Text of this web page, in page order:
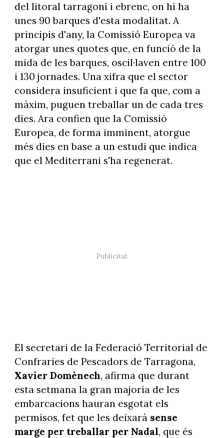
del litoral tarragoní i ebrenc, on hi ha
unes 90 barques d'esta modalitat. A
principis d'any, la Comissió Europea va
atorgar unes quotes que, en funció de la
mida de les barques, oscil·laven entre 100
i 130 jornades. Una xifra que el sector
considera insuficient i que fa que, com a
màxim, puguen treballar un de cada tres
dies. Ara confien que la Comissió
Europea, de forma imminent, atorgue
més dies en base a un estudi que indica
que el Mediterrani s'ha regenerat.
El secretari de la Federació Territorial de
Confraries de Pescadors de Tarragona,
Xavier Domènech, afirma que durant
esta setmana la gran majoria de les
embarcacions hauran esgotat els
permisos, fet que les deixarà sense
marge per treballar per Nadal, que és